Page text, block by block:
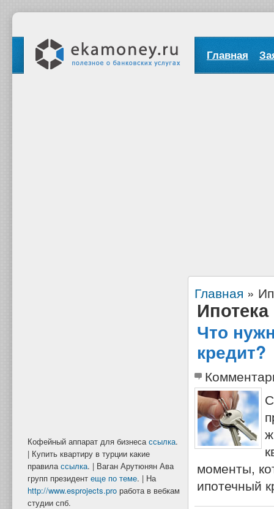
Главная
Кофейный аппарат для бизнесассылка.
| Купить квартиру в турции какие
правилассылка. | Ваган Арутюнян Ава
групп президент еще по теме. | На
http://www.esprojects.pro работа в вебкам
студии спб.
Главная »
Ипотека
Что
кредит?
моменты,
ипотечный